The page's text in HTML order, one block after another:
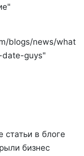
blogs/news/what
guys"
в блоге
бизнес